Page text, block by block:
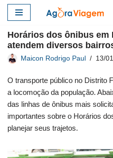
para
o
conteúdo
Horários dos ônibus em
atendem diversos
Maicon Rodrigo Paul 13/
O transporte público no Distrito
a locomoção da população.
das linhas de ônibus mais
importantes sobre o Horários
planejar seus trajetos.